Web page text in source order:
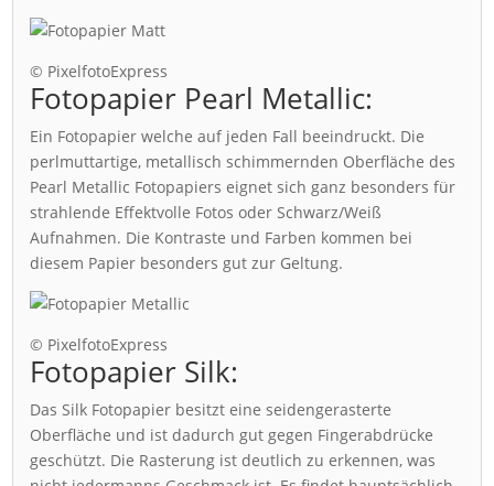
© PixelfotoExpress
Fotopapier Pearl Metallic:
Ein Fotopapier welche auf jeden Fall beeindruckt. Die
perlmuttartige, metallisch schimmernden Oberfläche des
Pearl Metallic Fotopapiers eignet sich ganz besonders für
strahlende Effektvolle Fotos oder Schwarz/Weiß
Aufnahmen. Die Kontraste und Farben kommen bei
diesem Papier besonders gut zur Geltung.
© PixelfotoExpress
Fotopapier Silk:
Das Silk Fotopapier besitzt eine seidengerasterte
Oberfläche und ist dadurch gut gegen Fingerabdrücke
geschützt. Die Rasterung ist deutlich zu erkennen, was